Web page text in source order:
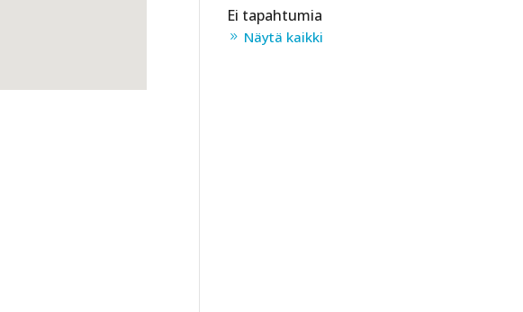
Ei tapahtumia
Näytä kaikki